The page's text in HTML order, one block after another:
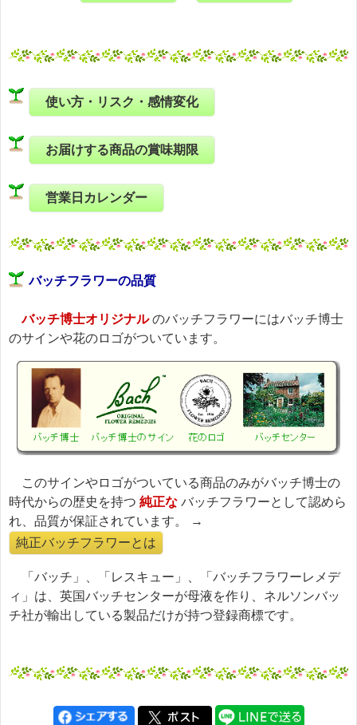
使い方・リスク・感情変化
お届けする商品の賞味期限
営業日カレンダー
バッチフラワーの品質
バッチ博士オリジナルのバッチフラワーにはバッチ博士
のサインや花のロゴがついています。
このサインやロゴがついている商品のみがバッチ博士の
時代からの歴史を持つ 純正な バッチフラワーとして認めら
れ、品質が保証されています。 →
純正バッチフラワーとは
「バッチ」、「レスキュー」、「バッチフラワーレメデ
ィ」は、英国バッチセンターが母液を作り、ネルソンバッ
チ社が輸出している製品だけが持つ登録商標です。